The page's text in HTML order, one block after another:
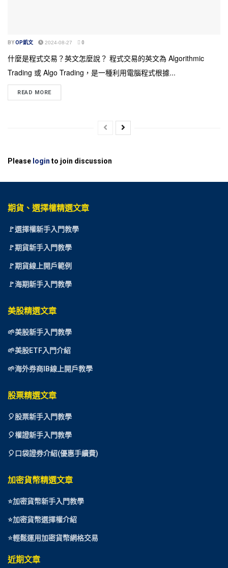
BYOP凱文 2024-08-27 0
什麼是程式交易？英文怎麼說？ 程式交易的英文為 Algorithmic
Trading 或 Algo Trading，是一種利用電腦程式根據...
READ MORE
Please login to join discussion
期貨、選擇權精選文章
🚩選擇權新手入門教學
🚩期貨新手入門教學
🚩期貨線上開戶範例
🚩海期新手入門教學
美股精選文章
🌱美股新手入門教學
🌱美股ETF入門介紹
🌱海外券商IB線上開戶教學
股票精選文章
🎈股票新手入門教學
🎈權證新手入門教學
🎈口袋證券介紹(優惠手續費)
加密貨幣精選文章
⭐加密貨幣新手入門教學
⭐加密貨幣選擇權介紹
⭐輕鬆運用加密貨幣網格交易
近期文章